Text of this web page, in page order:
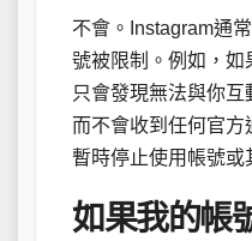
不會。Instagram通
號被限制。例如，如
只會發現無法與你互
而不會收到任何官方
暫時停止使用帳號或
如果我的帳